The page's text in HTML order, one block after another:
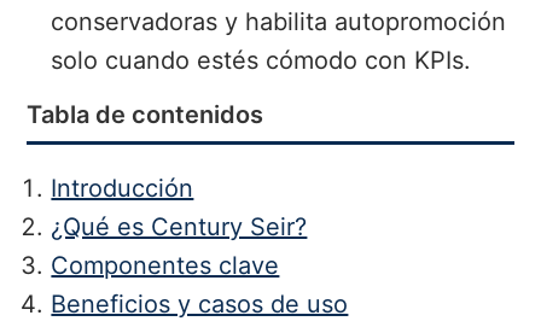
conservadoras y habilita autopromoción
solo cuando estés cómodo con KPIs.
Tabla de contenidos
Introducción
¿Qué es Century Seir?
Componentes clave
Beneficios y casos de uso